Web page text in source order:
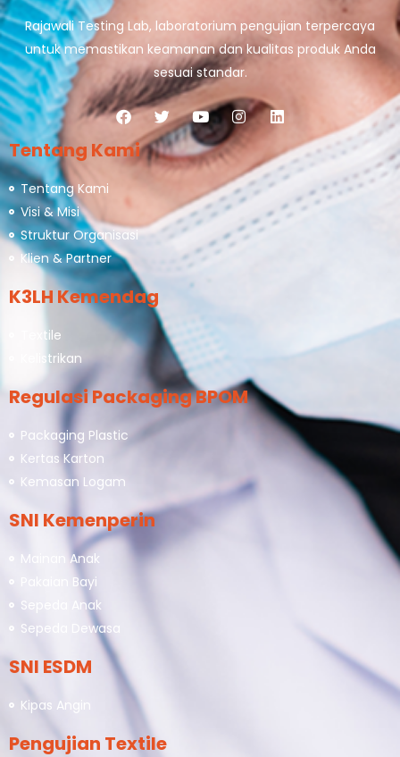
Rajawali Testing Lab, laboratorium pengujian terpercaya
untuk memastikan keamanan dan kualitas produk Anda
sesuai standar.
Tentang Kami
Tentang Kami
Visi & Misi
Struktur Organisasi
Klien & Partner
K3LH Kemendag
Textile
Kelistrikan
Regulasi Packaging BPOM
Packaging Plastic
Kertas Karton
Kemasan Logam
SNI Kemenperin
Mainan Anak
Pakaian Bayi
Sepeda Anak
Sepeda Dewasa
SNI ESDM
Kipas Angin
Pengujian Textile